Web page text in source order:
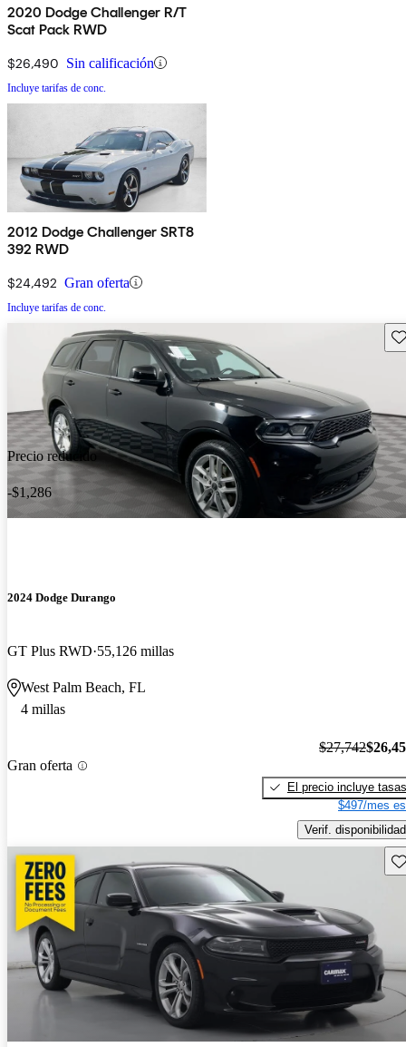
2020 Dodge Challenger R/T
Scat Pack RWD
$26,490 Sin calificación
Incluye tarifas de conc.
2012 Dodge Challenger SRT8
392 RWD
$24,492 Gran oferta
Incluye tarifas de conc.
Precio reducido
-$1,286
2024 Dodge Durango
GT Plus RWD 55,126 millas
West Palm Beach, FL
4 millas
Gran oferta
$27,742
El precio incluye tasas
$497/mes
Verif. disponibilidad